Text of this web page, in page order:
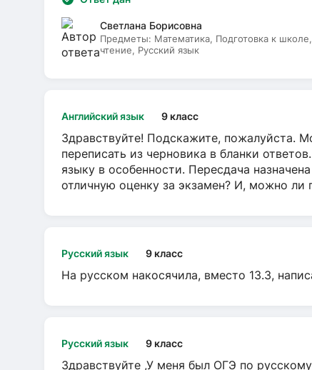
Светлана Борисовна
Предметы: Математика, Подготовка к
чтение, Русский язык
Английский язык 9 класс
Здравствуйте! Подскажите, пожалуйста.
переписать из черновика в бланки
языку в особенности. Пересдача
отличную оценку за экзамен? И, можно ли
Русский язык 9 класс
На русском накосячила, вместо 13.3,
Русский язык 9 класс
Здравствуйте ,У меня был ОГЭ по